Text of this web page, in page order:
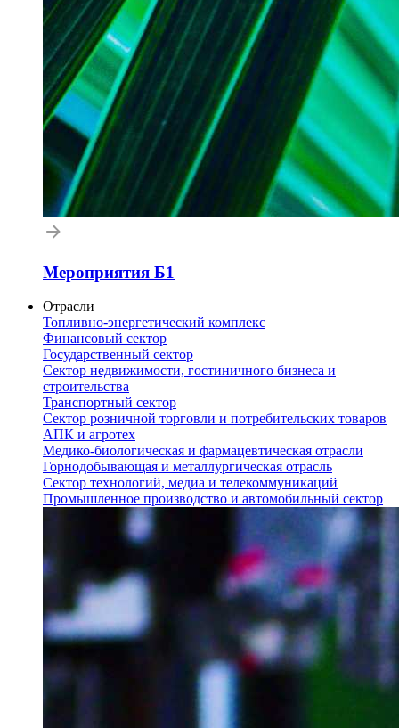
Мероприятия Б1
Отрасли
Топливно-энергетический комплекс
Финансовый сектор
Государственный сектор
Сектор недвижимости, гостиничного бизнеса и
строительства
Транспортный сектор
Сектор розничной торговли и потребительских товаров
АПК и агротех
Медико-биологическая и фармацевтическая отрасли
Горнодобывающая и металлургическая отрасль
Сектор технологий, медиа и телекоммуникаций
Промышленное производство и автомобильный сектор